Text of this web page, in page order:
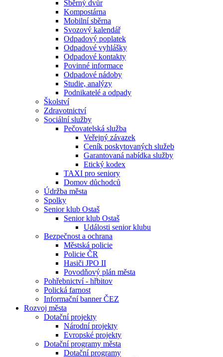
Sběrný dvůr
Kompostárna
Mobilní sběrna
Svozový kalendář
Odpadový poplatek
Odpadové vyhlášky
Odpadové kontakty
Povinné informace
Odpadové nádoby
Studie, analýzy
Podnikatelé a odpady
Školství
Zdravotnictví
Sociální služby
Pečovatelská služba
Veřejný závazek
Ceník poskytovaných služeb
Garantovaná nabídka služby
Etický kodex
TAXI pro seniory
Domov důchodců
Údržba města
Spolky
Senior klub Ostaš
Senior klub Ostaš
Události senior klubu
Bezpečnost a ochrana
Městská policie
Policie ČR
Hasiči JPO II
Povodňový plán města
Pohřebnictví - hřbitov
Polická farnost
Informační banner ČEZ
Rozvoj města
Dotační projekty
Národní projekty
Evropské projekty
Dotační programy města
Dotační programy